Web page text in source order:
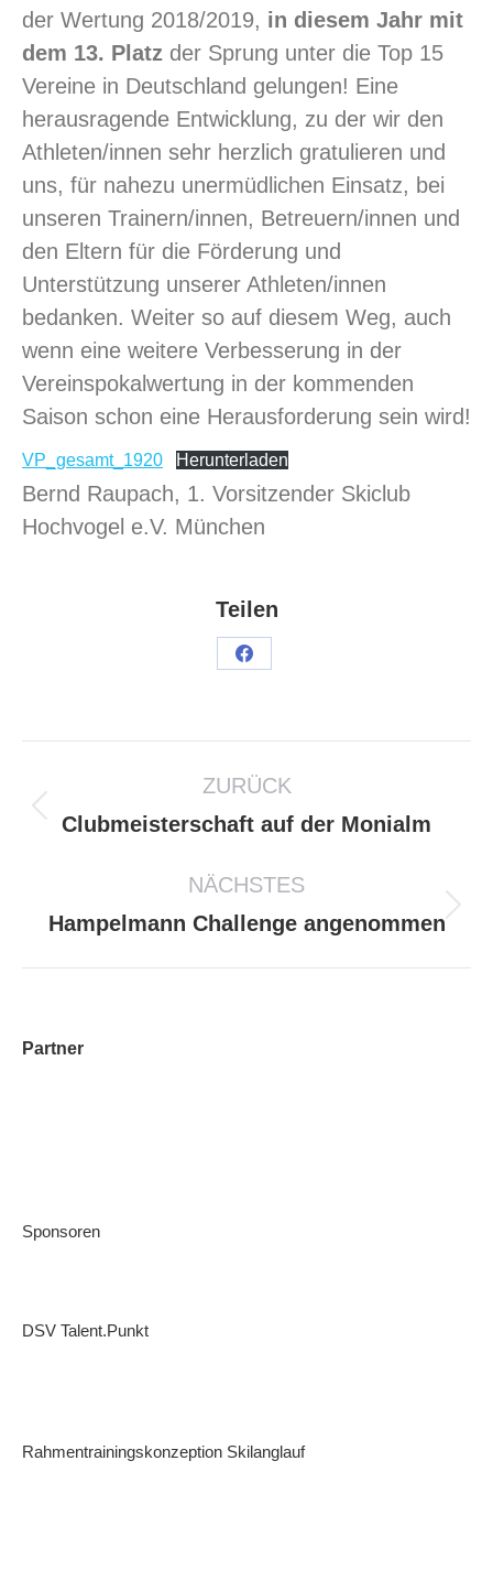
der Wertung 2018/2019, in diesem Jahr mit
dem 13. Platz der Sprung unter die Top 15
Vereine in Deutschland gelungen! Eine
herausragende Entwicklung, zu der wir den
Athleten/innen sehr herzlich gratulieren und
uns, für nahezu unermüdlichen Einsatz, bei
unseren Trainern/innen, Betreuern/innen und
den Eltern für die Förderung und
Unterstützung unserer Athleten/innen
bedanken. Weiter so auf diesem Weg, auch
wenn eine weitere Verbesserung in der
Vereinspokalwertung in der kommenden
Saison schon eine Herausforderung sein wird!
VP_gesamt_1920 Herunterladen
Bernd Raupach, 1. Vorsitzender Skiclub
Hochvogel e.V. München
Teilen
ZURÜCK
Clubmeisterschaft auf der Monialm
NÄCHSTES
Hampelmann Challenge angenommen
Partner
Sponsoren
DSV Talent.Punkt
Rahmentrainingskonzeption Skilanglauf